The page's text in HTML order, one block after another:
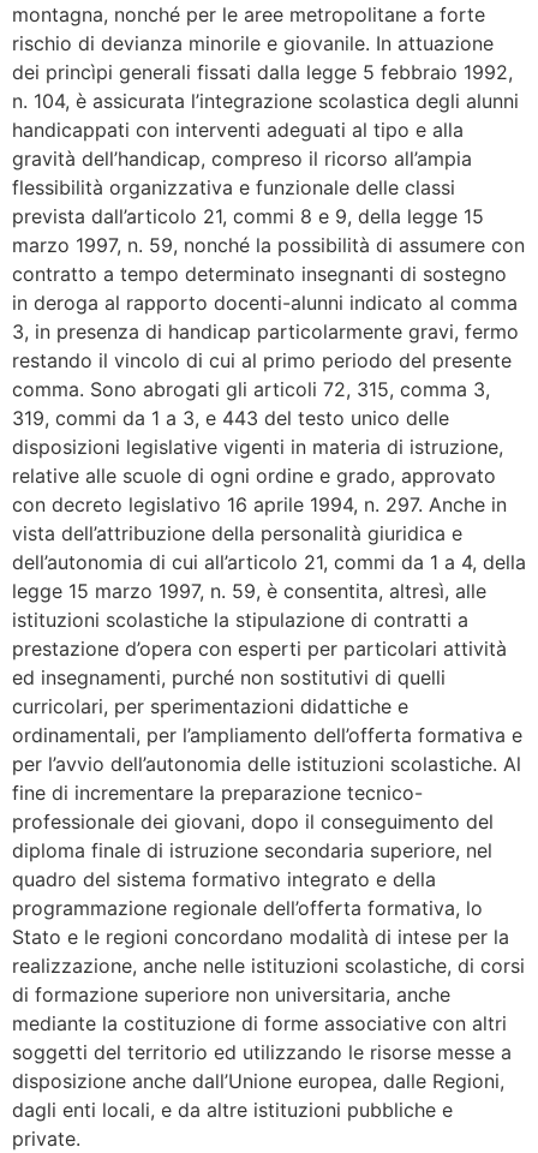
montagna, nonché per le aree metropolitane a forte
rischio di devianza minorile e giovanile. In attuazione
dei princìpi generali fissati dalla legge 5 febbraio 1992,
n. 104, è assicurata l’integrazione scolastica degli alunni
handicappati con interventi adeguati al tipo e alla
gravità dell’handicap, compreso il ricorso all’ampia
flessibilità organizzativa e funzionale delle classi
prevista dall’articolo 21, commi 8 e 9, della legge 15
marzo 1997, n. 59, nonché la possibilità di assumere con
contratto a tempo determinato insegnanti di sostegno
in deroga al rapporto docenti-alunni indicato al comma
3, in presenza di handicap particolarmente gravi, fermo
restando il vincolo di cui al primo periodo del presente
comma. Sono abrogati gli articoli 72, 315, comma 3,
319, commi da 1 a 3, e 443 del testo unico delle
disposizioni legislative vigenti in materia di istruzione,
relative alle scuole di ogni ordine e grado, approvato
con decreto legislativo 16 aprile 1994, n. 297. Anche in
vista dell’attribuzione della personalità giuridica e
dell’autonomia di cui all’articolo 21, commi da 1 a 4, della
legge 15 marzo 1997, n. 59, è consentita, altresì, alle
istituzioni scolastiche la stipulazione di contratti a
prestazione d’opera con esperti per particolari attività
ed insegnamenti, purché non sostitutivi di quelli
curricolari, per sperimentazioni didattiche e
ordinamentali, per l’ampliamento dell’offerta formativa e
per l’avvio dell’autonomia delle istituzioni scolastiche. Al
fine di incrementare la preparazione tecnico-
professionale dei giovani, dopo il conseguimento del
diploma finale di istruzione secondaria superiore, nel
quadro del sistema formativo integrato e della
programmazione regionale dell’offerta formativa, lo
Stato e le regioni concordano modalità di intese per la
realizzazione, anche nelle istituzioni scolastiche, di corsi
di formazione superiore non universitaria, anche
mediante la costituzione di forme associative con altri
soggetti del territorio ed utilizzando le risorse messe a
disposizione anche dall’Unione europea, dalle Regioni,
dagli enti locali, e da altre istituzioni pubbliche e
private.